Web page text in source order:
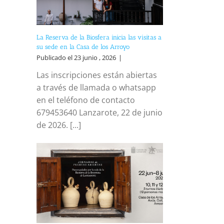
La Reserva de la Biosfera inicia las visitas a
su sede en la Casa de los Arroyo
Publicado el 23 junio , 2026 |
Las inscripciones están abiertas
a través de llamada o whatsapp
en el teléfono de contacto
679453640 Lanzarote, 22 de junio
de 2026. [...]